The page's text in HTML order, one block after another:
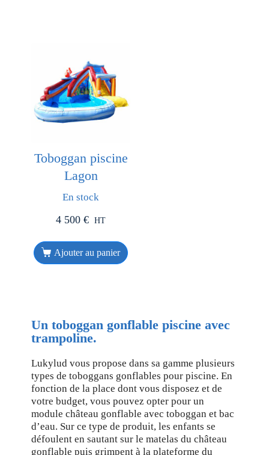
Toboggan piscine
Lagon
En stock
4 500€ HT
Ajouter au panier
Un toboggan gonflable piscine avec
trampoline.
Lukylud vous propose dans sa gamme plusieurs
types de toboggans gonflables pour piscine. En
fonction de la place dont vous disposez et de
votre budget, vous pouvez opter pour un
module château gonflable avec toboggan et bac
d’eau. Sur ce type de produit, les enfants se
défoulent en sautant sur le matelas du château
gonflable puis grimpent à la plateforme du